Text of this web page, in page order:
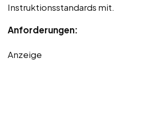
Instruktionsstandards mit.
Anforderungen:
Anzeige